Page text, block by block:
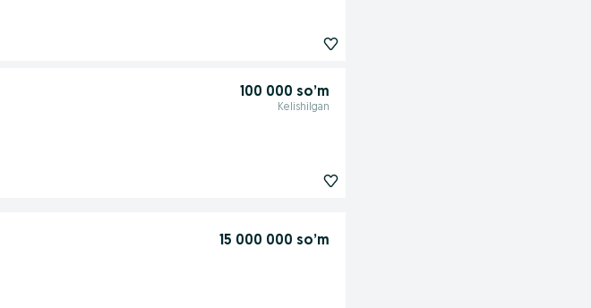
100 000 so’m
Kelishilgan
15 000 000 so’m